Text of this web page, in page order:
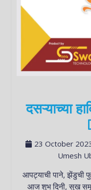
दसऱ्याच्या
23 October
Umesh
आपट्याची पाने, झेंडुची फुले, घेवूनी आली विजयादशमी, दसऱ्याच्या
आज शुभ दिनी, सुख